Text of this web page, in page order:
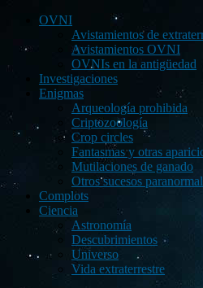
OVNI
Avistamientos de
Avistamientos OVNI
OVNIs en la antigüedad
Investigaciones
Enigmas
Arqueología prohibida
Criptozoología
Crop circles
Fantasmas y otras
Mutilaciones de ganado
Otros sucesos
Complots
Ciencia
Astronomía
Descubrimientos
Universo
Vida extraterrestre